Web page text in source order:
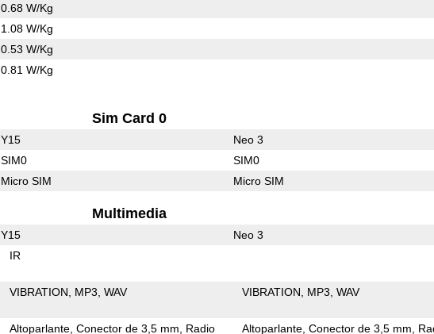
0.68 W/Kg
1.08 W/Kg
0.53 W/Kg
0.81 W/Kg
Sim Card 0
Y15 Neo 3
SIM0 SIM0
Micro SIM Micro SIM
Multimedia
Y15 Neo 3
IR
VIBRATION MP3 WAV VIBRATION MP3 WAV
Altoparlante Conector de 3,5 mm
Radio
Altoparlante Conector de 3,5 mm